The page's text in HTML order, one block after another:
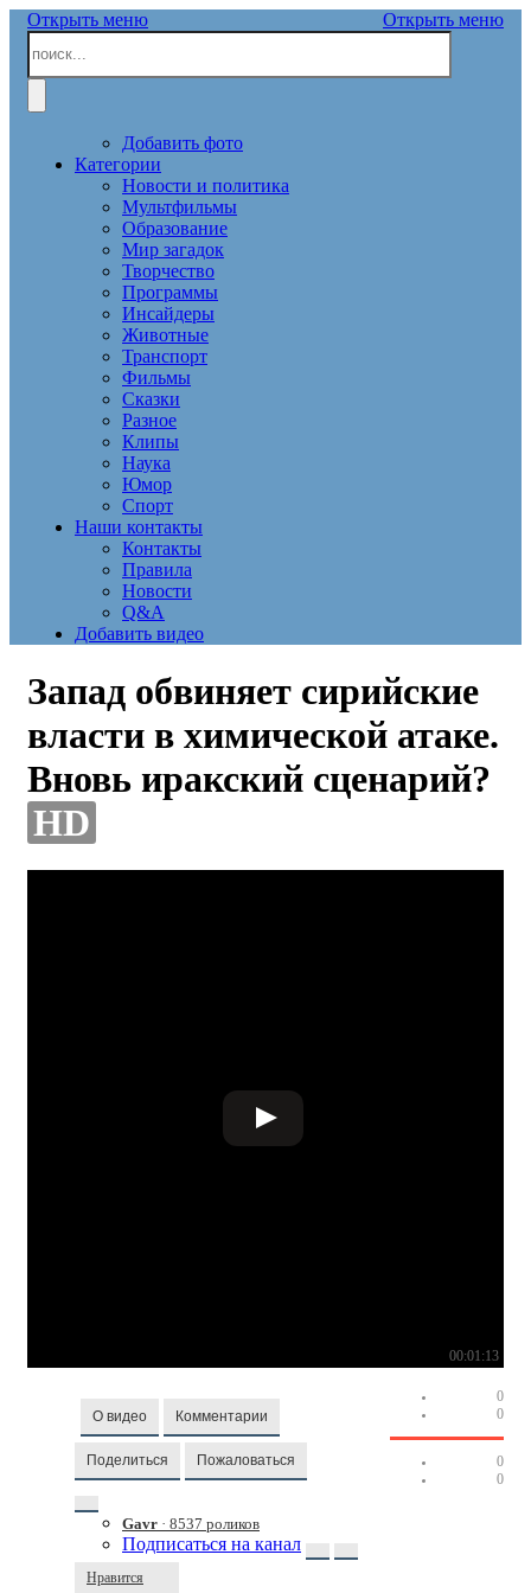
Открыть меню Открыть меню
Добавить фото
Категории
Новости и политика
Мультфильмы
Образование
Мир загадок
Творчество
Программы
Инсайдеры
Животные
Транспорт
Фильмы
Сказки
Разное
Клипы
Наука
Юмор
Спорт
Наши контакты
Контакты
Правила
Новости
Q&A
Добавить видео
Запад обвиняет сирийские
власти в химической атаке.
Вновь иракский сценарий?
HD
00:01:13
О видео Комментарии
Поделиться Пожаловаться
Gavr · 8537 роликов
Подписаться на канал
Нравится
0
0
0
0